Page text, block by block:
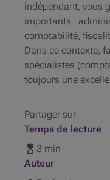
indépendant, vous
importants :
comptabilité,
Dans ce contexte,
spécialistes
toujours une
Partager sur
Temps de lecture
3 min
Auteur